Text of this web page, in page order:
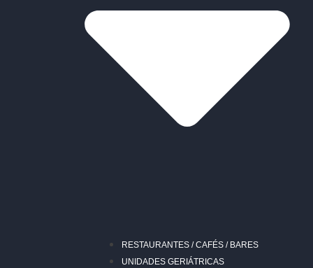
RESTAURANTES / CAFÉS / BARES
UNIDADES GERIÁTRICAS